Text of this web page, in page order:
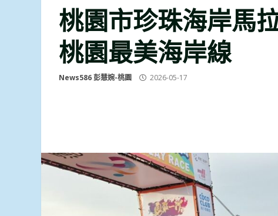
桃園市珍珠海岸馬
桃園最美海岸線
News586 彭慧婉-桃園 2026-05-17